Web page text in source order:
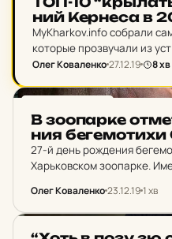
ний Кер­не­са в
MyKharkov.info собрали
которые прозвучали из
головы Геннадия Кернеса в
Олег Коваленко27.12.19 8 хв
В зо­о­пар­ке
ния
27-й день рождения
Харьковском зоопарке.
выходе из бассейна
роз.
Олег Коваленко23.12.191 хв